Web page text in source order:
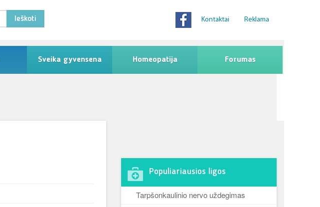
Ieškoti Kontaktai Reklama
Sveika gyvensena Homeopatija Forumas
Populiariausios ligos
Tarpšonkaulinio nervo uždegimas